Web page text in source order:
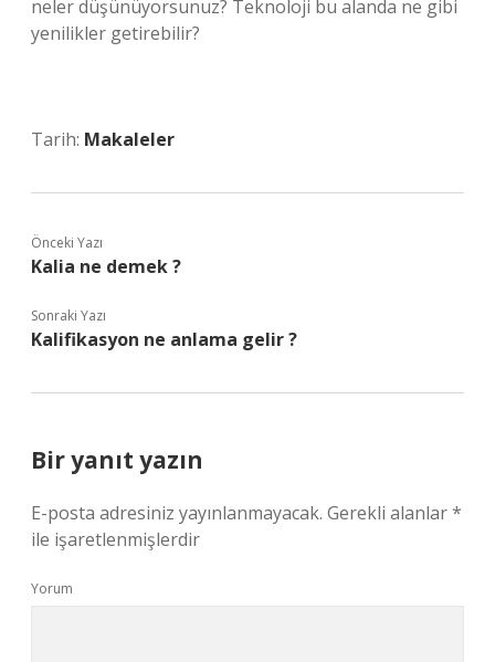
neler düşünüyorsunuz? Teknoloji bu alanda ne gibi
yenilikler getirebilir?
Tarih: Makaleler
Önceki Yazı
Kalia ne demek ?
Sonraki Yazı
Kalifikasyon ne anlama gelir ?
Bir yanıt yazın
E-posta adresiniz yayınlanmayacak. Gerekli alanlar*
ile işaretlenmişlerdir
Yorum